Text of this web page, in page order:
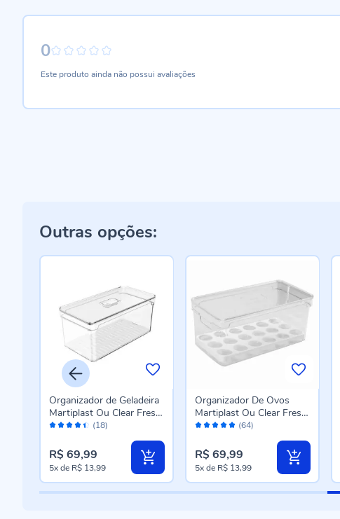
0
Este produto ainda não possui avaliações
Outras opções:
Avaliação: (18)
Organizador de Geladeira
Martiplast Ou Clear Fresh
5 Litros - Transparente
R$ 69,99
5xde R$ 13,99
Avaliação: (64)
Organizador De Ovos
Martiplast Ou Clear Fresh
36 Unidades -
R$ 69,99
5xde R$ 13,99